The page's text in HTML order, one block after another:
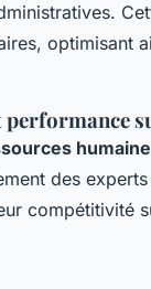
optimisant
des
compétitivité